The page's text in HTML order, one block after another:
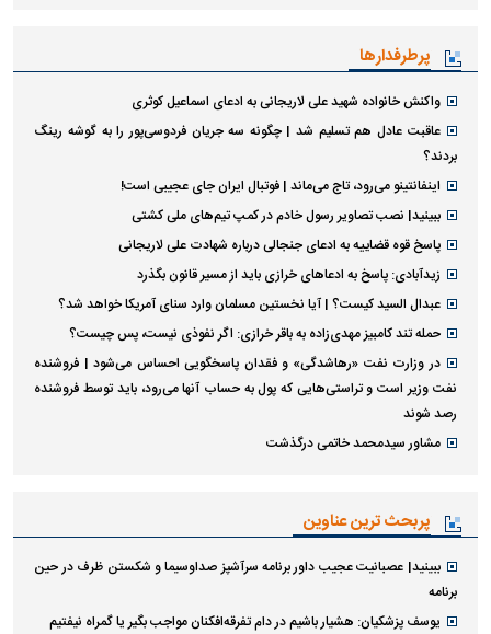
پرطرفدارها
واکنش خانواده شهید علی لاریجانی به ادعای اسماعیل کوثری
عاقبت عادل هم تسلیم شد | چگونه سه جریان فردوسی‌پور را به گوشه رینگ
بردند؟
اینفانتینو می‌رود، تاج می‌ماند | فوتبال ایران جای عجیبی است!
ببینید| نصب تصاویر رسول خادم در کمپ تیم‌های ملی کشتی
پاسخ قوه قضاییه به ادعای جنجالی درباره شهادت علی لاریجانی
زیدآبادی: پاسخ به ادعا‌های خرازی باید از مسیر قانون بگذرد
عبدال السید کیست؟ | آیا نخستین مسلمان وارد سنای آمریکا خواهد شد؟
حمله تند کامبیز مهدی‌زاده به باقر خرازی: اگر نفوذی نیست، پس چیست؟
در وزارت نفت «رهاشدگی» و فقدان پاسخگویی احساس می‌شود | فروشنده
نفت وزیر است و تراستی‌هایی که پول به حساب آنها می‌رود، باید توسط فروشنده
رصد شوند
مشاور سیدمحمد خاتمی درگذشت
پربحث ترین عناوین
ببینید| عصبانیت عجیب داور برنامه سرآشپز صداوسیما و شکستن ظرف در حین
برنامه
یوسف پزشکیان: هشیار باشیم در دام تفرقه‌افکنان مواجب بگیر یا گمراه نیفتیم